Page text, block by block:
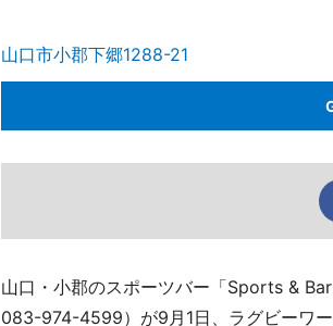
山口市小郡下郷1288-21
山口・小郡のスポーツバー「Sports &
083-974-4599）が9月1日、ラグビーワ